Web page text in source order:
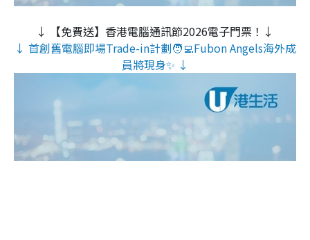
↓ 【免費送】香港電腦通訊節2026電子門票！↓
↓ 首創舊電腦即場Trade-in計劃🧑‍💻Fubon Angels海外成
員將現身✨ ↓